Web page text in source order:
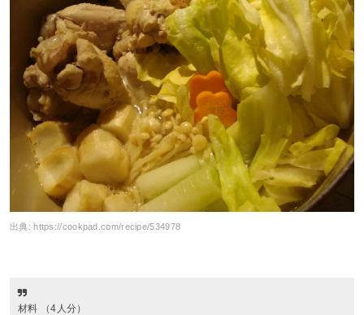
出典:https://cookpad.com/recipe/534978
材料 （4人分）